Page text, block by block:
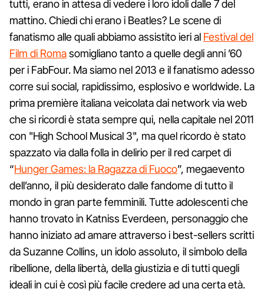
tutti, erano in attesa di vedere i loro idoli dalle 7 del
mattino. Chiedi chi erano i Beatles? Le scene di
fanatismo alle quali abbiamo assistito ieri al Festival del
Film di Romasomigliano tanto a quelle degli anni ’60
per i FabFour. Ma siamo nel 2013 e il fanatismo adesso
corre sui social, rapidissimo, esplosivo e worldwide. La
prima première italiana veicolata dai network via web
che si ricordi è stata sempre qui, nella capitale nel 2011
con "High School Musical 3", ma quel ricordo è stato
spazzato via dalla folla in delirio per il red carpet di
“Hunger Games: la Ragazza di Fuoco”, megaevento
dell’anno, il più desiderato dalle fandome di tutto il
mondo in gran parte femminili. Tutte adolescenti che
hanno trovato in Katniss Everdeen, personaggio che
hanno iniziato ad amare attraverso i best-sellers scritti
da Suzanne Collins, un idolo assoluto, il simbolo della
ribellione, della libertà, della giustizia e di tutti quegli
ideali in cui è così più facile credere ad una certa età.